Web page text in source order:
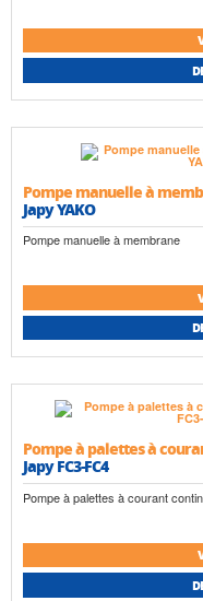
Pompe manuelle à
Japy YAKO
Pompe manuelle à membrane
Pompe à palettes à
Japy FC3-FC4
Pompe à palettes à courant